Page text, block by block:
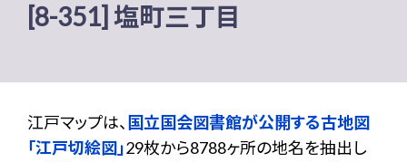
[8-351] 塩町三丁目
江戸マップは、 国立国会図書館が公開する古地図
「江戸切絵図」29枚から8788ヶ所の地名を抽出し